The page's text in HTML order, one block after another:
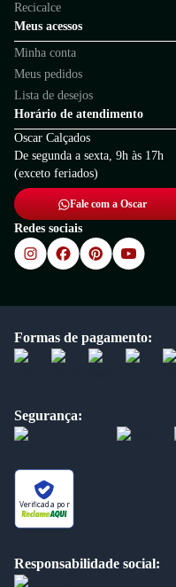
Recicalce
Meus acessos
Minha conta
Meus pedidos
Lista de desejos
Horário de atendimento
Oscar Calçados
De segunda a sexta, 9h às 17h
(exceto feriados)
Fale com a Oscar
Redes sociais
Formas de pagamento:
Segurança:
Verificada por
Responsabilidade social: